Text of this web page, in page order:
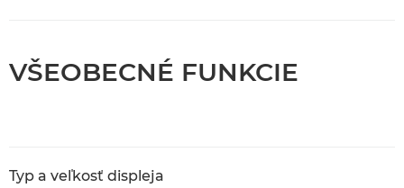
VŠEOBECNÉ FUNKCIE
Typ a veľkosť displeja